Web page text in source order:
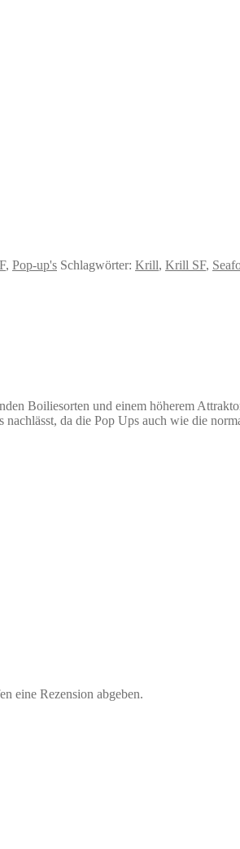
, Pop-up's Schlagwörter: Krill, Krill SF,
Boiliesorten und einem höherem
da die Pop Ups auch wie die
eine Rezension abgeben.